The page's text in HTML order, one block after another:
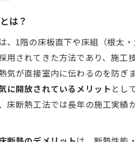
は？
は、1階の床板直下や床組（根太
用されてきた方法であり、施工
気が直接室内に伝わるのを防ぎ
に開放されているメリット とし
床断熱工法では長年の施工実績